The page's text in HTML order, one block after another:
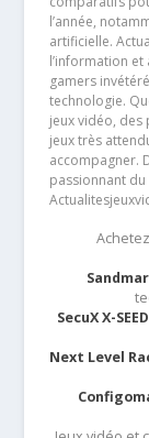
l’année,
artificielle.
l’information et
gamers
technologie.
jeux vidéo, des
jeux très
accompagner.
passionnant du
SecuX X-
Next Level